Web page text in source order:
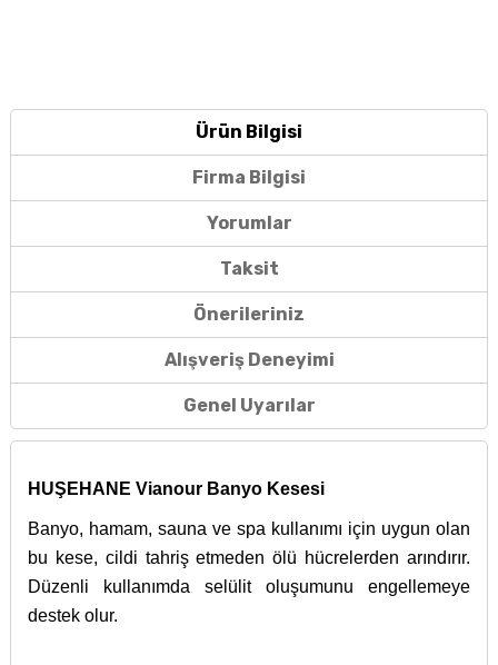
Ürün Bilgisi
Firma Bilgisi
Yorumlar
Taksit
Önerileriniz
Alışveriş Deneyimi
Genel Uyarılar
HUŞEHANE Vianour Banyo Kesesi
Banyo, hamam, sauna ve spa kullanımı için uygun olan
bu kese, cildi tahriş etmeden ölü hücrelerden arındırır.
Düzenli kullanımda selülit oluşumunu engellemeye
destek olur.